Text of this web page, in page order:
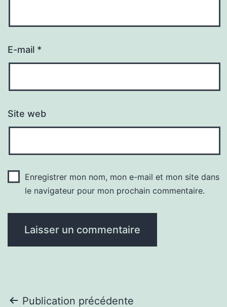
E-mail *
Site web
Enregistrer mon nom, mon e-mail et mon site dans
le navigateur pour mon prochain commentaire.
Publication précédente